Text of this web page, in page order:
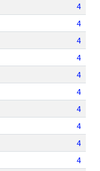
4
4
4
4
4
4
4
4
4
4